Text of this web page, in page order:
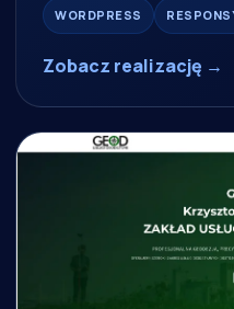
WORDPRESS
Zobacz realizację →